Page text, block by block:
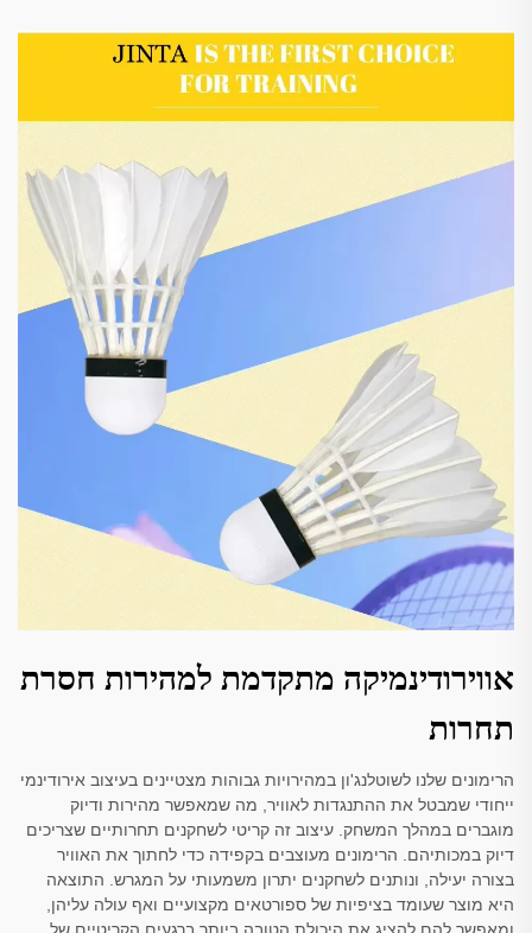
אווירודינמיקה מתקדמת למהירות חסרת
תחרות
הרימונים שלנו לשוטלנג'ון במהירויות גבוהות מצטיינים בעיצוב אירודינמי
ייחודי שמבטל את ההתנגדות לאוויר, מה שמאפשר מהירות ודיוק
מוגברים במהלך המשחק. עיצוב זה קריטי לשחקנים תחרותיים שצריכים
דיוק במכותיהם. הרימונים מעוצבים בקפידה כדי לחתוך את האוויר
בצורה יעילה, ונותנים לשחקנים יתרון משמעותי על המגרש. התוצאה
היא מוצר שעומד בציפיות של ספורטאים מקצועיים ואף עולה עליהן,